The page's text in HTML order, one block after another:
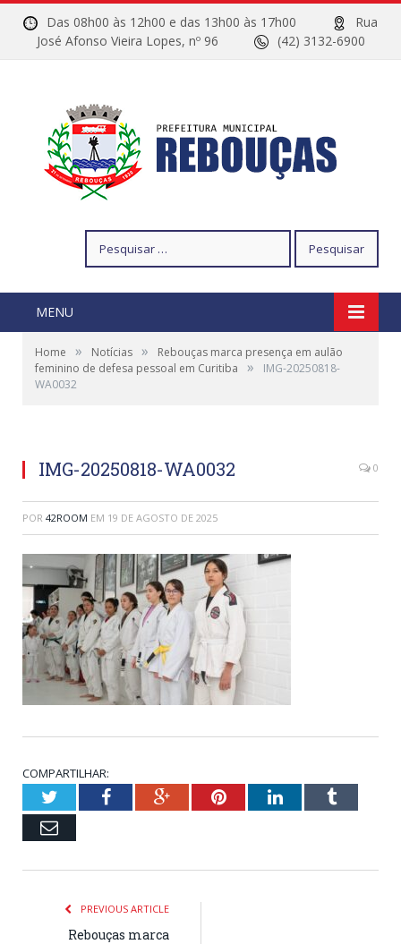
Das 08h00 às 12h00 e das 13h00 às 17h00
Rua
José Afonso Vieira Lopes, nº 96
(42) 3132-6900
por:
MENU
Home » Notícias »
Rebouças marca presença em aulão
feminino de defesa pessoal em Curitiba
»
IMG-20250818-
WA0032
IMG-20250818-WA0032 0
POR 42ROOM EM 19 DE AGOSTO DE 2025
COMPARTILHAR:
TwitterFacebookGoogle+PinterestLinkedInTumblr
Email
PREVIOUS ARTICLE
Rebouças marca